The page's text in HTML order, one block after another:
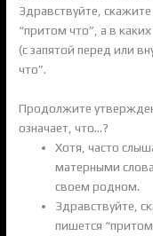
Здравствуйте,
“притом что”, а в
(с запятой перед или
что”.
Продолжите
означает, что…?
Хотя, часто
матерными
своем родном.
Здравствуйте,
пишется